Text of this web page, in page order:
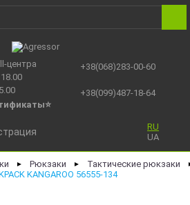
центра
⭐
+38(068)283-00-60
+38(099)487-18-64
RU
UA
► Рюкзаки ► Тактические рюкзаки
KANGAROO 56555-134